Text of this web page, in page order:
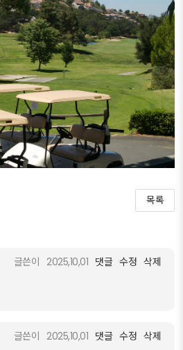
목록
글쓴이 2025,10,01 댓글 수정 삭제
글쓴이 2025,10,01 댓글 수정 삭제